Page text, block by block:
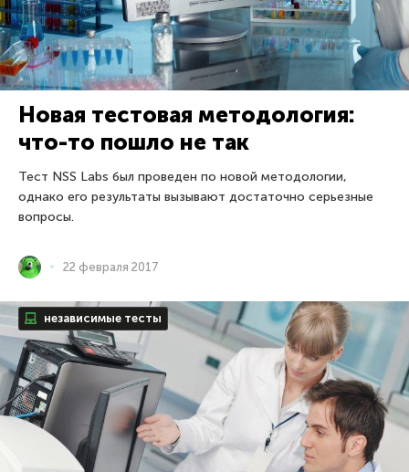
Новая тестовая методология:
что-то пошло не так
Тест NSS Labs был проведен по новой методологии,
однако его результаты вызывают достаточно серьезные
вопросы.
22 февраля 2017
независимые тесты